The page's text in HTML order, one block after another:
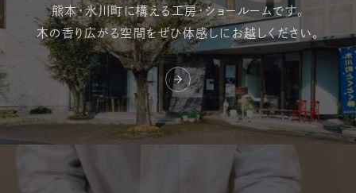
熊本・氷川町に構える工房・ショールームです。
木の香り広がる空間をぜひ体感しにお越しください。